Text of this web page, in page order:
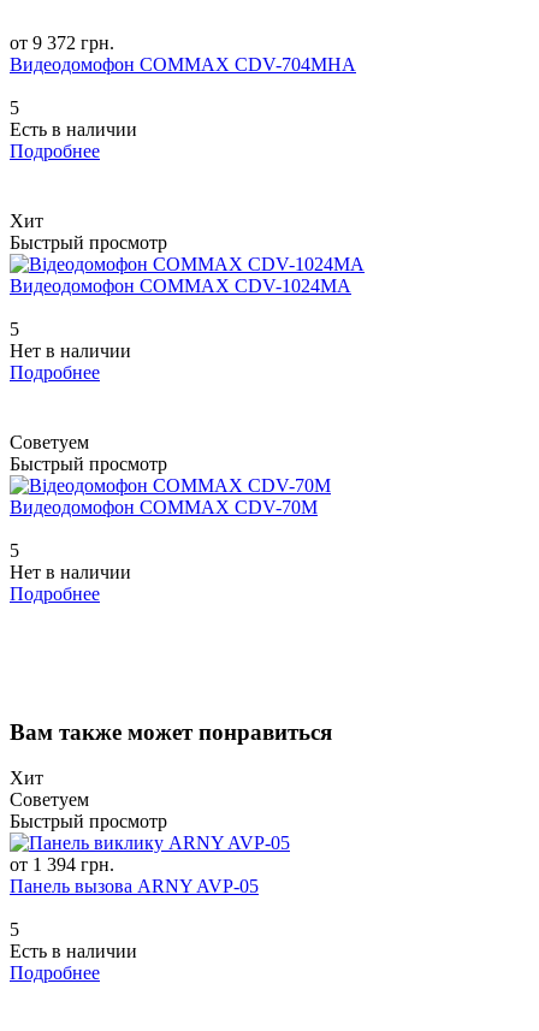
от 9 372 грн.
Видеодомофон COMMAX CDV-704MHA
5
Есть в наличии
Подробнее
Хит
Быстрый просмотр
Видеодомофон COMMAX CDV-1024MA
5
Нет в наличии
Подробнее
Советуем
Быстрый просмотр
Видеодомофон COMMAX CDV-70M
5
Нет в наличии
Подробнее
Вам также может понравиться
Хит
Советуем
Быстрый просмотр
от 1 394 грн.
Панель вызова ARNY AVP-05
5
Есть в наличии
Подробнее